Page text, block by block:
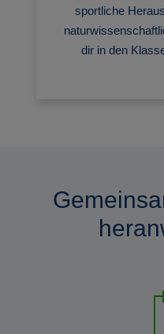
sportliche
dir in den